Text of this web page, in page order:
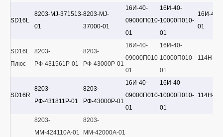
SD16L
8203-MJ-371513-
01
8203-MJ-
37000-01
16И-40-
09000П010-
01
16И-40-
10000П010-
01
16И-40-
01
SD16L
Плюс
8203-
РФ-431561Р-01
8203-
РФ-43000Р-01
16И-40-
09000П010-
01
16И-40-
10000П010-
01
114Н-
SD16R
8203-
РФ-431811Р-01
8203-
РФ-43000Р-01
16И-40-
09000П010-
01
16И-40-
10000П010-
01
114Н-
8203-
ММ-424110А-01
8203-
ММ-42000А-01